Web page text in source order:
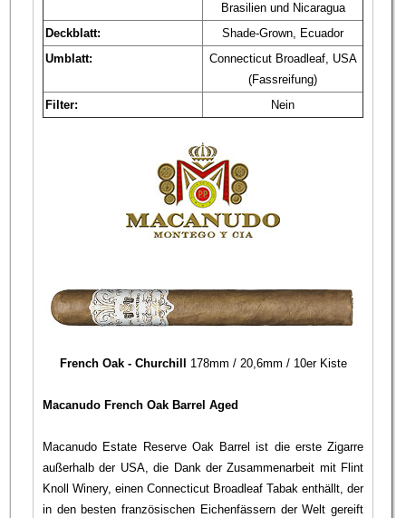
Brasilien und Nicaragua
Deckblatt:
Shade-Grown, Ecuador
Umblatt:
Connecticut Broadleaf, USA
(Fassreifung)
Filter:
Nein
French Oak - Churchill 178mm / 20,6mm / 10er Kiste
Macanudo French Oak Barrel Aged
Macanudo Estate Reserve Oak Barrel ist die erste Zigarre
außerhalb der USA, die Dank der Zusammenarbeit mit Flint
Knoll Winery, einen Connecticut Broadleaf Tabak enthällt, der
in den besten französischen Eichenfässern der Welt gereift